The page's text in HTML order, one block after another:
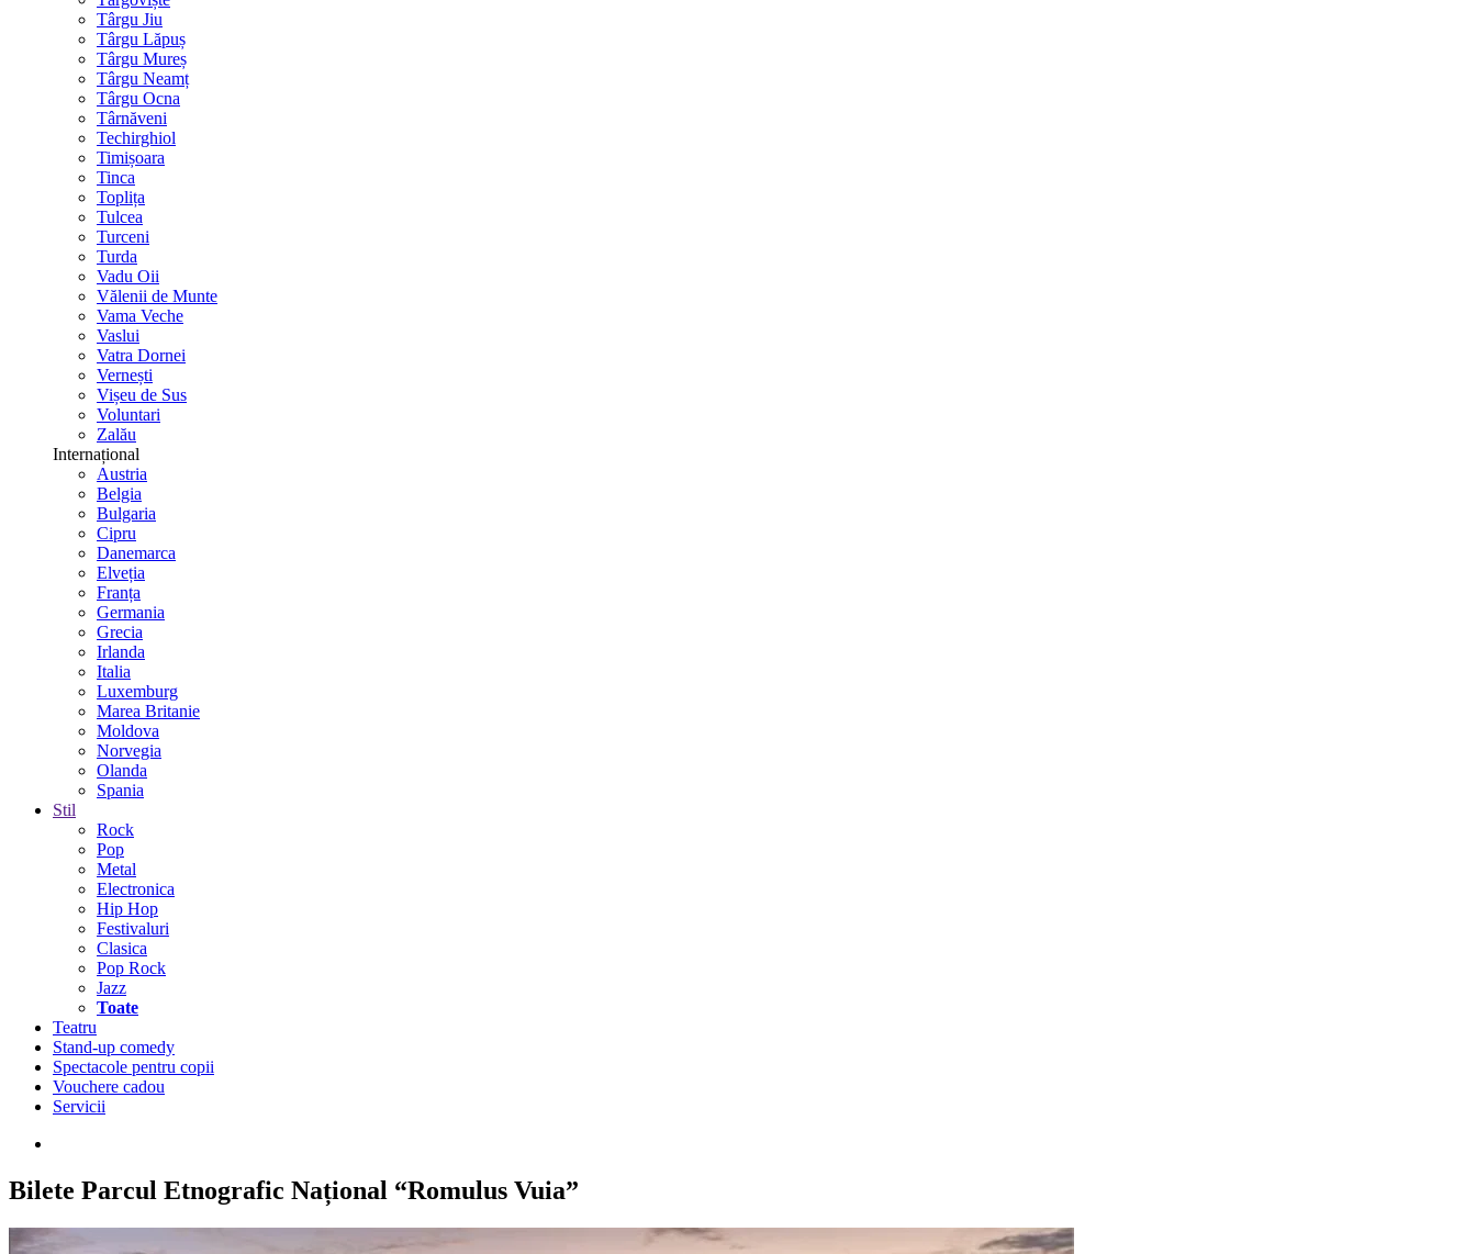
Târgu Jiu
Târgu Lăpuș
Târgu Mureș
Târgu Neamț
Târgu Ocna
Târnăveni
Techirghiol
Timișoara
Tinca
Toplița
Tulcea
Turceni
Turda
Vadu Oii
Vălenii de Munte
Vama Veche
Vaslui
Vatra Dornei
Vernești
Vișeu de Sus
Voluntari
Zalău
Internațional
Austria
Belgia
Bulgaria
Cipru
Danemarca
Elveția
Franța
Germania
Grecia
Irlanda
Italia
Luxemburg
Marea Britanie
Moldova
Norvegia
Olanda
Spania
Stil
Rock
Pop
Metal
Electronica
Hip Hop
Festivaluri
Clasica
Pop Rock
Jazz
Toate
Teatru
Stand-up comedy
Spectacole pentru copii
Vouchere cadou
Servicii
Bilete Parcul Etnografic Național “Romulus Vuia”